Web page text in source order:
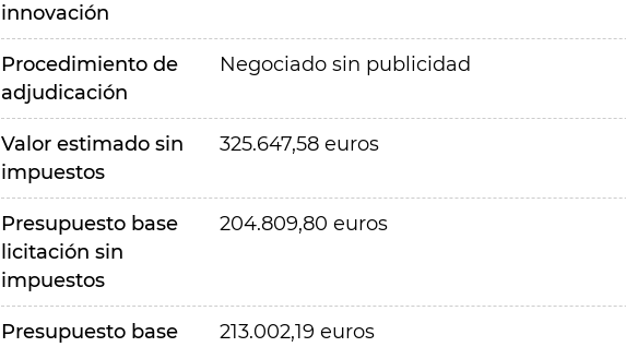
innovación
Procedimiento de
adjudicación
Negociado sin publicidad
Valor estimado sin
impuestos
325.647,58 euros
Presupuesto base
licitación sin
impuestos
204.809,80 euros
Presupuesto base
213.002,19 euros